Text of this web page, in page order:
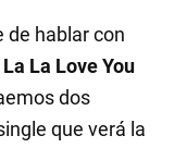
de hablar con
La La Love You
dos
que verá la